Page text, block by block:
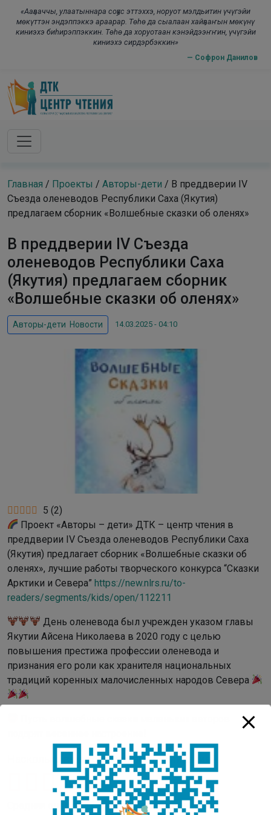
«Ааҕааччы, улаатыннара соҕус эттэххэ, норуот мэлдьитин үчүгэйи
мөкүттэн эндэппэккэ араарар. Төһө да сыалаан хайҕааҥын мөкүнү
киниэхэ биһирэппэккин. Төһө да хоруотаан кэнэйдээҥҥин, үчүгэйи
киниэхэ сирдэрбэккин»
— Софрон Данилов
Skip to main content
Главная / Проекты / Авторы-дети / В преддверии IV
Съезда оленеводов Республики Саха (Якутия)
предлагаем сборник «Волшебные сказки об оленях»
В преддверии IV Съезда
оленеводов Республики Саха
(Якутия) предлагаем сборник
«Волшебные сказки об оленях»
Авторы-дети Новости 14.03.2025 - 04:10
5 (2)
Проект «Авторы – дети» ДТК – центр чтения в
преддверии IV Съезда оленеводов Республики Саха
(Якутия) предлагает сборник «Волшебные сказки об
оленях», лучшие работы творческого конкурса “Сказки
Арктики и Севера” https://new.nlrs.ru/to-
readers/segments/kids/open/112211
День оленевода был учрежден указом главы
Якутии Айсена Николаева в 2020 году с целью
повышения престижа профессии оленевода и
признания его роли как хранителя национальных
традиций коренных малочисленных народов Севера
Насколько вам понравилась публикация?
Средняя оценка5/ 5. Количество оценок:2